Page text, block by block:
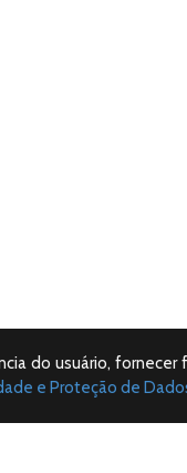
do usuário, fornecer
e Proteção de